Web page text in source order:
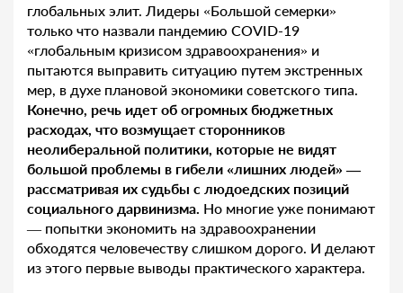
глобальных элит. Лидеры «Большой семерки»
только что назвали пандемию COVID-19
«глобальным кризисом здравоохранения» и
пытаются выправить ситуацию путем экстренных
мер, в духе плановой экономики советского типа.
Конечно, речь идет об огромных бюджетных
расходах, что возмущает сторонников
неолиберальной политики, которые не видят
большой проблемы в гибели «лишних людей» —
рассматривая их судьбы с людоедских позиций
социального дарвинизма. Но многие уже понимают
— попытки экономить на здравоохранении
обходятся человечеству слишком дорого. И делают
из этого первые выводы практического характера.